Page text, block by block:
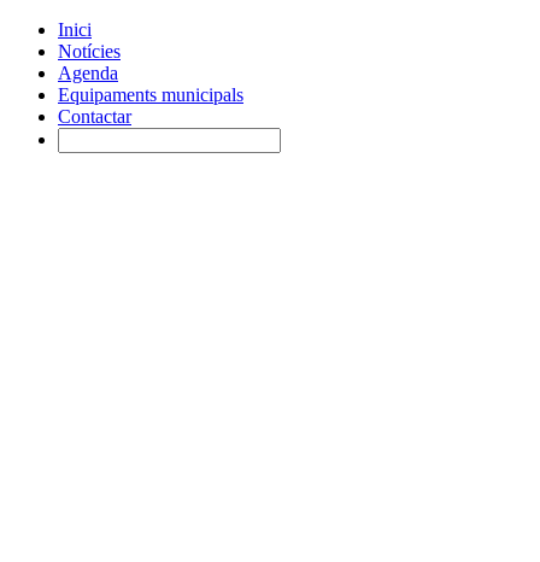
Inici
Notícies
Agenda
Equipaments municipals
Contactar